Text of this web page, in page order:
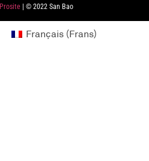
Prosite| © 2022 San Bao
Français(Frans)